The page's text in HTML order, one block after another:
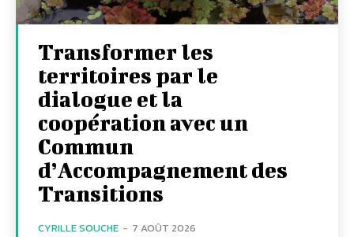
Transformer les
territoires par le
dialogue et la
coopération avec un
Commun
d’Accompagnement des
Transitions
CYRILLE SOUCHE - 7 AOÛT 2026